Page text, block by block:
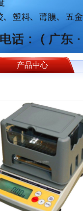
产品中心